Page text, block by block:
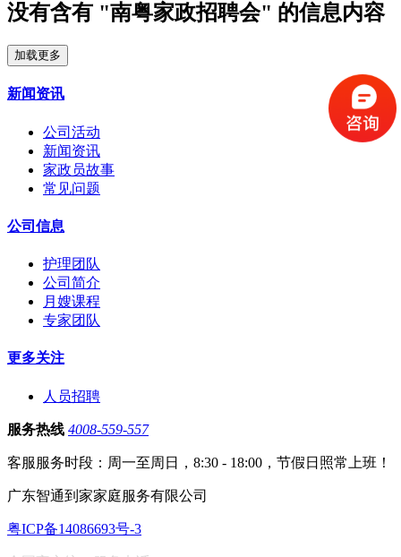
没有含有 "南粤家政招聘会" 的信息内容
加载更多
新闻资讯
公司活动
新闻资讯
家政员故事
常见问题
公司信息
护理团队
公司简介
月嫂课程
专家团队
更多关注
人员招聘
服务热线 4008-559-557
客服服务时段：周一至周日，8:30 - 18:00，节假日照常上班！
广东智通到家家庭服务有限公司
粤ICP备14086693号-3